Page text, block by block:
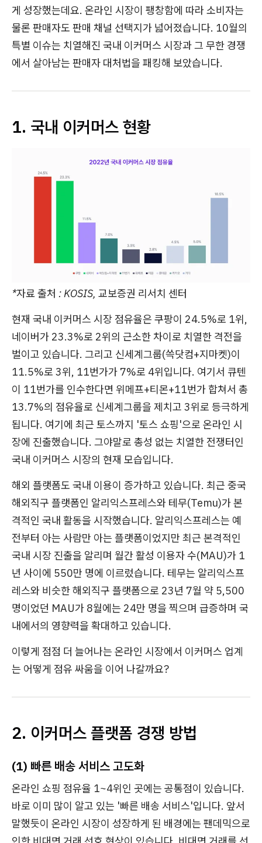
게 성장했는데요. 온라인 시장이 팽창함에 따라 소비자는
물론 판매자도 판매 채널 선택지가 넓어졌습니다. 10월의
특별 이슈는 치열해진 국내 이커머스 시장과 그 무한 경쟁
에서 살아남는 판매자 대처법을 패킹해 보았습니다.
1. 국내 이커머스 현황
*자료 출처 : KOSIS, 교보증권 리서치 센터
현재 국내 이커머스 시장 점유율은 쿠팡이 24.5%로 1위,
네이버가 23.3%로 2위의 근소한 차이로 치열한 격전을
벌이고 있습니다. 그리고 신세계그룹(쓱닷컴+지마켓)이
11.5%로 3위, 11번가가 7%로 4위입니다. 여기서 큐텐
이 11번가를 인수한다면 위메프+티몬+11번가 합쳐서 총
13.7%의 점유율로 신세계그룹을 제치고 3위로 등극하게
됩니다. 여기에 최근 토스까지 '토스 쇼핑'으로 온라인 시
장에 진출했습니다. 그야말로 총성 없는 치열한 전쟁터인
국내 이커머스 시장의 현재 모습입니다.
해외 플랫폼도 국내 이용이 증가하고 있습니다. 최근 중국
해외직구 플랫폼인 알리익스프레스와 테무(Temu)가 본
격적인 국내 활동을 시작했습니다. 알리익스프레스는 예
전부터 아는 사람만 아는 플랫폼이었지만 최근 본격적인
국내 시장 진출을 알리며 월간 활성 이용자 수(MAU)가 1
년 사이에 550만 명에 이르렀습니다. 테무는 알리익스프
레스와 비슷한 해외직구 플랫폼으로 23년 7월 약 5,500
명이었던 MAU가 8월에는 24만 명을 찍으며 급증하며 국
내에서의 영향력을 확대하고 있습니다.
이렇게 점점 더 늘어나는 온라인 시장에서 이커머스 업계
는 어떻게 점유 싸움을 이어 나갈까요?
2. 이커머스 플랫폼 경쟁 방법
(1) 빠른 배송 서비스 고도화
온라인 쇼핑 점유율 1~4위인 곳에는 공통점이 있습니다.
바로 이미 많이 알고 있는 '빠른 배송 서비스'입니다. 앞서
말했듯이 온라인 시장이 성장하게 된 배경에는 팬데믹으로